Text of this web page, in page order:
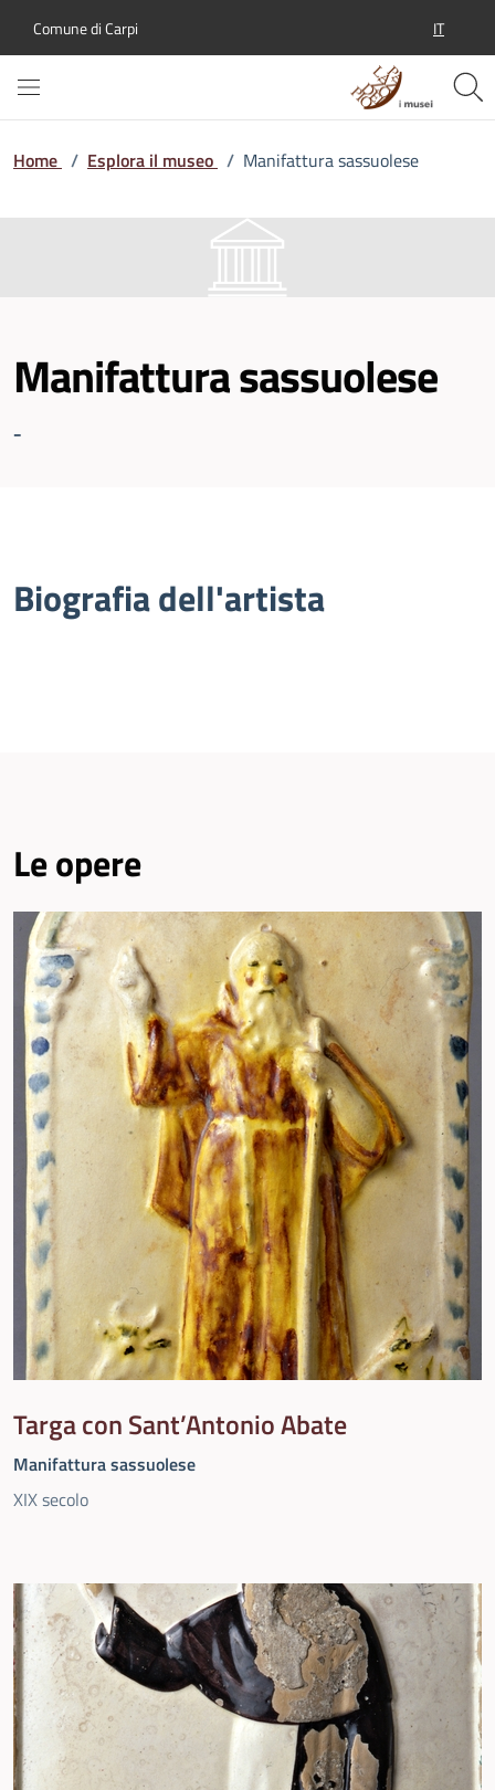
Comune di Carpi IT
Home / Esplora il museo / Manifattura sassuolese
Manifattura sassuolese
-
Biografia dell'artista
Le opere
Targa con Sant’Antonio Abate
Manifattura sassuolese
XIX secolo